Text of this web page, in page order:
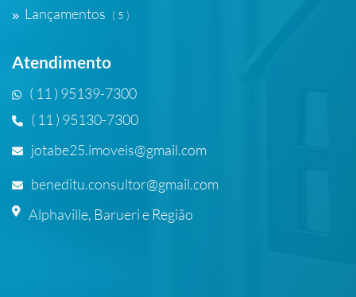
Lançamentos ( 5 )
Atendimento
( 11 ) 95139-7300
( 11 ) 95130-7300
jotabe25.imoveis@gmail.com
beneditu.consultor@gmail.com
Alphaville, Barueri e Região